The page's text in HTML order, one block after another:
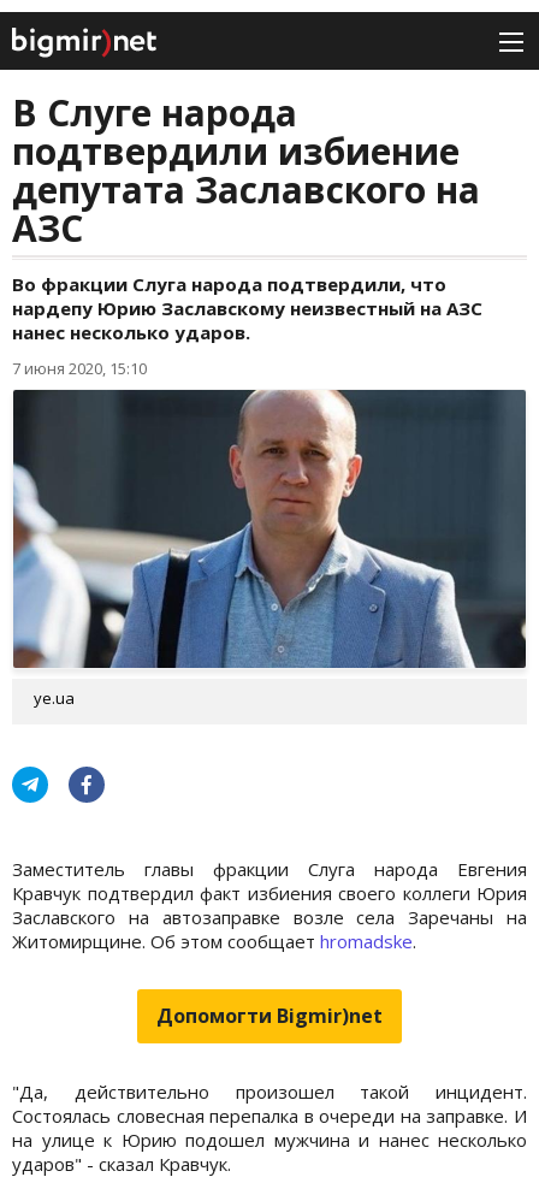
В Слуге народа
подтвердили избиение
депутата Заславского на
АЗС
Во фракции Слуга народа подтвердили, что
нардепу Юрию Заславскому неизвестный на АЗС
нанес несколько ударов.
7 июня 2020, 15:10
ye.ua
Заместитель главы фракции Слуга народа Евгения
Кравчук подтвердил факт избиения своего коллеги Юрия
Заславского на автозаправке возле села Заречаны на
Житомирщине. Об этом сообщает hromadske.
Допомогти Bigmir)net
"Да, действительно произошел такой инцидент.
Состоялась словесная перепалка в очереди на заправке. И
на улице к Юрию подошел мужчина и нанес несколько
ударов" - сказал Кравчук.